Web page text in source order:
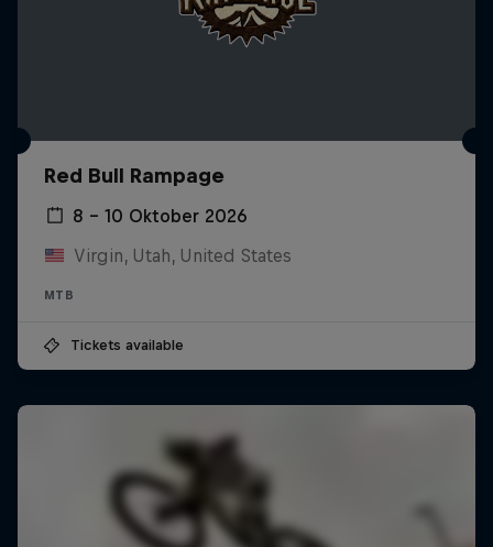
Red Bull Rampage
8 – 10 Oktober 2026
Virgin, Utah, United States
MTB
Tickets available